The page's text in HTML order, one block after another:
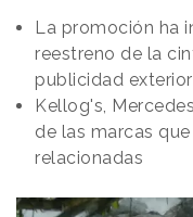
La promoción ha
reestreno de la
publicidad exterior
Kellog's,
de las marcas
relacionadas